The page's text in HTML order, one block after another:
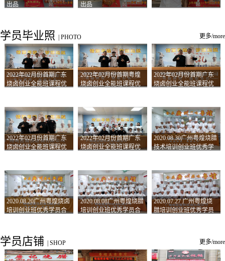
出品
出品
学员毕业照 PHOTO 更多/more
2022年02月份首期广东
烧卤创业全能班课程优
2022年02月份首期粤煌
烧卤创业全能班课程优
2022年02月份首期广东
烧卤创业全能班课程优
2022年02月份首期广东
烧卤创业全能班课程优
2022年02月份首期广东
烧卤创业全能班课程优
2020.08.30广州粤煌烧腊
技术培训创业班优秀学
2020.08.20广州粤煌烧卤
培训创业班优秀学员合
2020.08.08广州粤煌烧腊
培训创业班优秀学员合
2020.07.27 广州粤煌烧
腊培训创业班优秀学员
学员店铺 SHOP 更多/more